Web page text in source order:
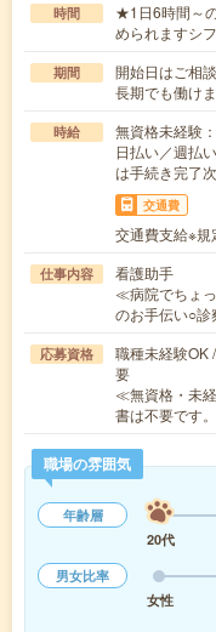
時間
★1日6時間～
められますシ
期間
開始日はご相
長期でも働け
時給
無資格未経験
日払い／週払
は手続き完了
交通費
交通費支給※規
仕事内容
看護助手
≪病院でちょ
のお手伝い○
応募資格
職種未経験OK
要
≪無資格・未
書は不要です
職場の雰囲気
年齢層
20代
男女比率
女性